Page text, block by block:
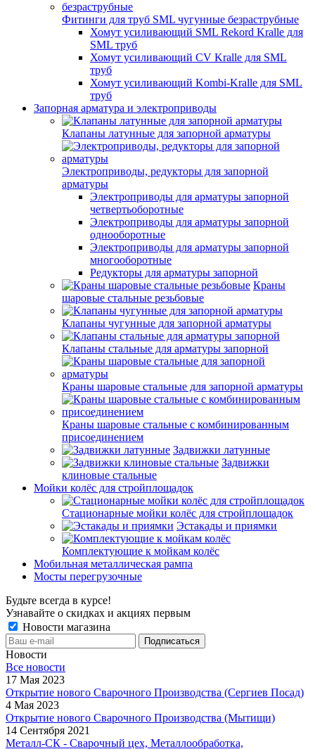
Фитинги для труб SML чугунные безраструбные
Хомут усиливающий SML Rekord Kralle для
SML труб
Хомут усиливающий CV Kralle для SML
труб
Хомут усиливающий Kombi-Kralle для SML
труб
Запорная арматура и электроприводы
Клапаны латунные для запорной арматуры
Электроприводы, редукторы для запорной
арматуры
Электроприводы для арматуры запорной
четвертьоборотные
Электроприводы для арматуры запорной
однооборотные
Электроприводы для арматуры запорной
многооборотные
Редукторы для арматуры запорной
Краны
шаровые стальные резьбовые
Клапаны чугунные для запорной арматуры
Клапаны стальные для арматуры запорной
Краны шаровые стальные для запорной арматуры
Краны шаровые стальные с комбинированным
присоединением
Задвижки латунные
Задвижки
клиновые стальные
Мойки колёс для стройплощадок
Стационарные мойки колёс для стройплощадок
Эстакады и приямки
Комплектующие к мойкам колёс
Мобильная металлическая рампа
Мосты перегрузочные
Будьте всегда в курсе!
Узнавайте о скидках и акциях первым
Новости магазина
Новости
Все новости
17 Мая 2023
Открытие нового Сварочного Производства (Сергиев Посад)
4 Мая 2023
Открытие нового Сварочного Производства (Мытищи)
14 Сентября 2021
Металл-СК - Сварочный цех, Металлообработка,